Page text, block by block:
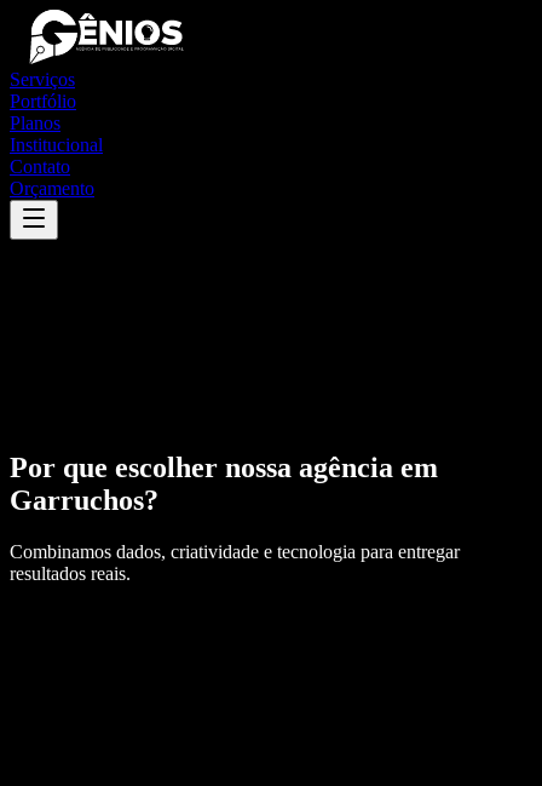
Serviços
Portfólio
Planos
Institucional
Contato
Orçamento
Por que escolher nossa agência em
Garruchos?
Combinamos dados, criatividade e tecnologia para entregar
resultados reais.